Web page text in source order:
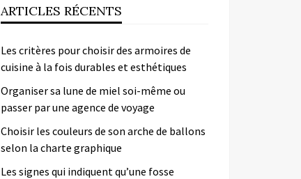
ARTICLES RÉCENTS
Les critères pour choisir des armoires de
cuisine à la fois durables et esthétiques
Organiser sa lune de miel soi-même ou
passer par une agence de voyage
Choisir les couleurs de son arche de ballons
selon la charte graphique
Les signes qui indiquent qu’une fosse